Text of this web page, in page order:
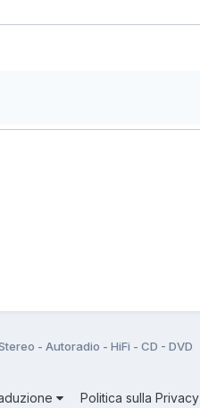
- Autoradio - HiFi - CD - DVD
Politica sulla Privacy